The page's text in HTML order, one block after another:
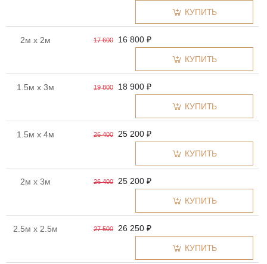
КУПИТЬ
2м x 2м 17 600 16 800 ₽
КУПИТЬ
1.5м x 3м 19 800 18 900 ₽
КУПИТЬ
1.5м x 4м 26 400 25 200 ₽
КУПИТЬ
2м x 3м 26 400 25 200 ₽
КУПИТЬ
2.5м x 2.5м 27 500 26 250 ₽
КУПИТЬ